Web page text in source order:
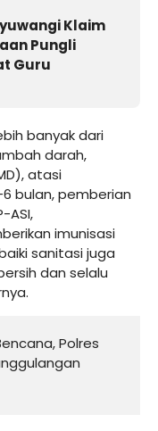
Klaim
Pungli
Guru
banyak dari
darah,
atasi
6 bulan, pemberian
ASI,
imunisasi
sanitasi juga
dan selalu
Polres